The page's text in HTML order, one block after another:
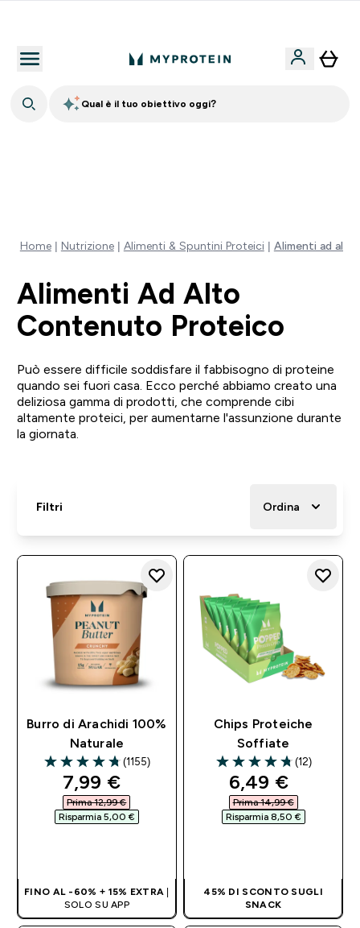
Qual è il tuo obiettivo oggi?
Home Nutrizione Alimenti & Spuntini Proteici Alimenti ad
Alimenti Ad Alto
Contenuto Proteico
Può essere difficile soddisfare il fabbisogno di proteine
quando sei fuori casa. Ecco perché abbiamo creato una
deliziosa gamma di prodotti, che comprende cibi
altamente proteici, per aumentarne l'assunzione durante
la giornata.
Filtri Ordina
Burro di Arachidi 100%
Naturale
4.73 out of 5 stars
(1155)
discounted price
7,99 €‎
Prima 12,99 €‎
Risparmia 5,00 €‎
FINO AL -60% + 15% EXTRA
SOLO SU APP
Chips Proteiche
Soffiate
4.75 out of 5 stars
(12)
discounted
6,49 €‎
Prima 14,99 €‎
Risparmia 8,50 €‎
45% DI SCONTO SUGLI
SNACK